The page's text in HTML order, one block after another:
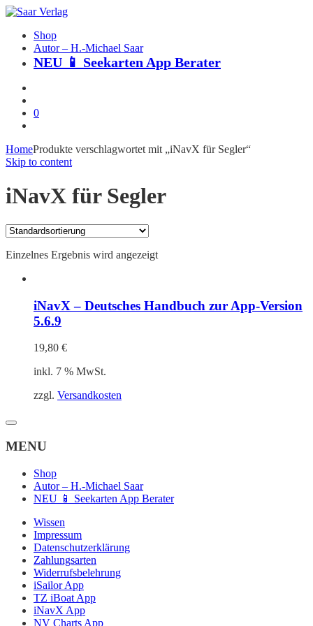
Shop
Autor – H.-Michael Saar
NEU 📱 Seekarten App Berater
0
HomeProdukte verschlagwortet mit „iNavX für Segler“
Skip to content
iNavX für Segler
Einzelnes Ergebnis wird angezeigt
iNavX – Deutsches Handbuch zur App-Version
5.6.9
19,80 €
inkl. 7 % MwSt.
zzgl. Versandkosten
MENU
Shop
Autor – H.-Michael Saar
NEU 📱 Seekarten App Berater
Wissen
Impressum
Datenschutzerklärung
Zahlungsarten
Widerrufsbelehrung
iSailor App
TZ iBoat App
iNavX App
NV Charts App